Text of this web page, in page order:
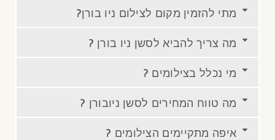
מתי להזמין מקום לצילום ניו בורן?
מה צריך להביא לסשן ניו בורן ?
מי נכלל בצילומים ?
מה טווח המחירים לסשן ניובורן ?
איפה מתקיימים הצילומים ?